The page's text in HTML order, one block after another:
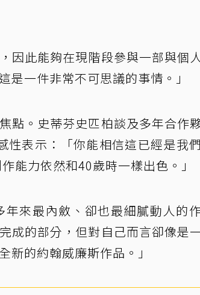
因此能夠在現階段參與一部與個
一件非常不可思議的事情。」
點。史蒂芬史匹柏談及多年合作
表示：「你能相信這已經是我
能力依然和40歲時一樣出色。」
來最內斂、卻也最細膩動人的
成的部分，但對自己而言卻像是
的約翰威廉斯作品。」